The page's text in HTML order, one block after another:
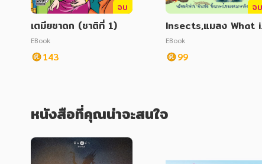
จบ
เตมียชาดก (ชาติที่ 1)
EBook
143
จบ
Insects,แมลง What
this?
EBook
99
หนังสือที่คุณน่าจะสนใจ